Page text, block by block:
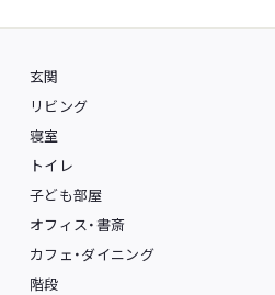
玄関
リビング
寝室
トイレ
子ども部屋
オフィス・書斎
カフェ・ダイニング
階段